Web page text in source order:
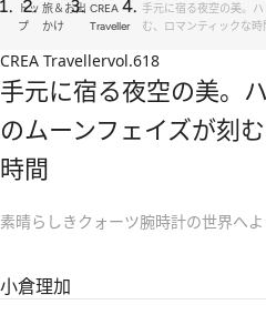
トッ
プ
旅＆お出
かけ
CREA
Traveller
手元に宿る夜空の美。
む、ロマンティックな時
CREA Travellervol.618
手元に宿る夜空の美。
のムーンフェイズが刻
時間
素晴らしきクォーツ腕時計の世界へ
小倉理加